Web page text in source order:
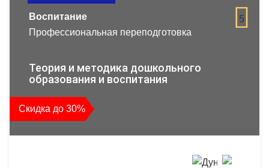
5
Воспитание
Профессиональная переподготовка
Теория и методика дошкольного
образования и воспитания
Скидка до 30%